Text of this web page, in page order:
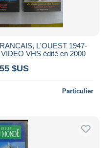
L'OUEST 1947-
VHS édité en 2000
$US
Particulier